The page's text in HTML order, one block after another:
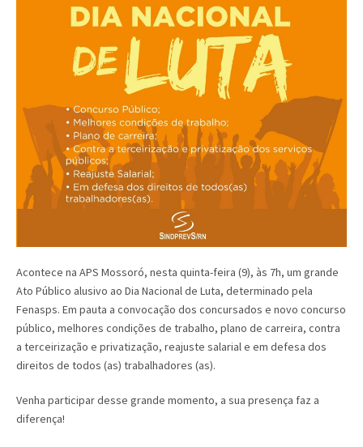
Acontece na APS Mossoró, nesta quinta-feira (9), às 7h, um grande
Ato Público alusivo ao Dia Nacional de Luta, determinado pela
Fenasps. Em pauta a convocação dos concursados e novo concurso
público, melhores condições de trabalho, plano de carreira, contra
a terceirização e privatização, reajuste salarial e em defesa dos
direitos de todos (as) trabalhadores (as).
Venha participar desse grande momento, a sua presença faz a
diferença!